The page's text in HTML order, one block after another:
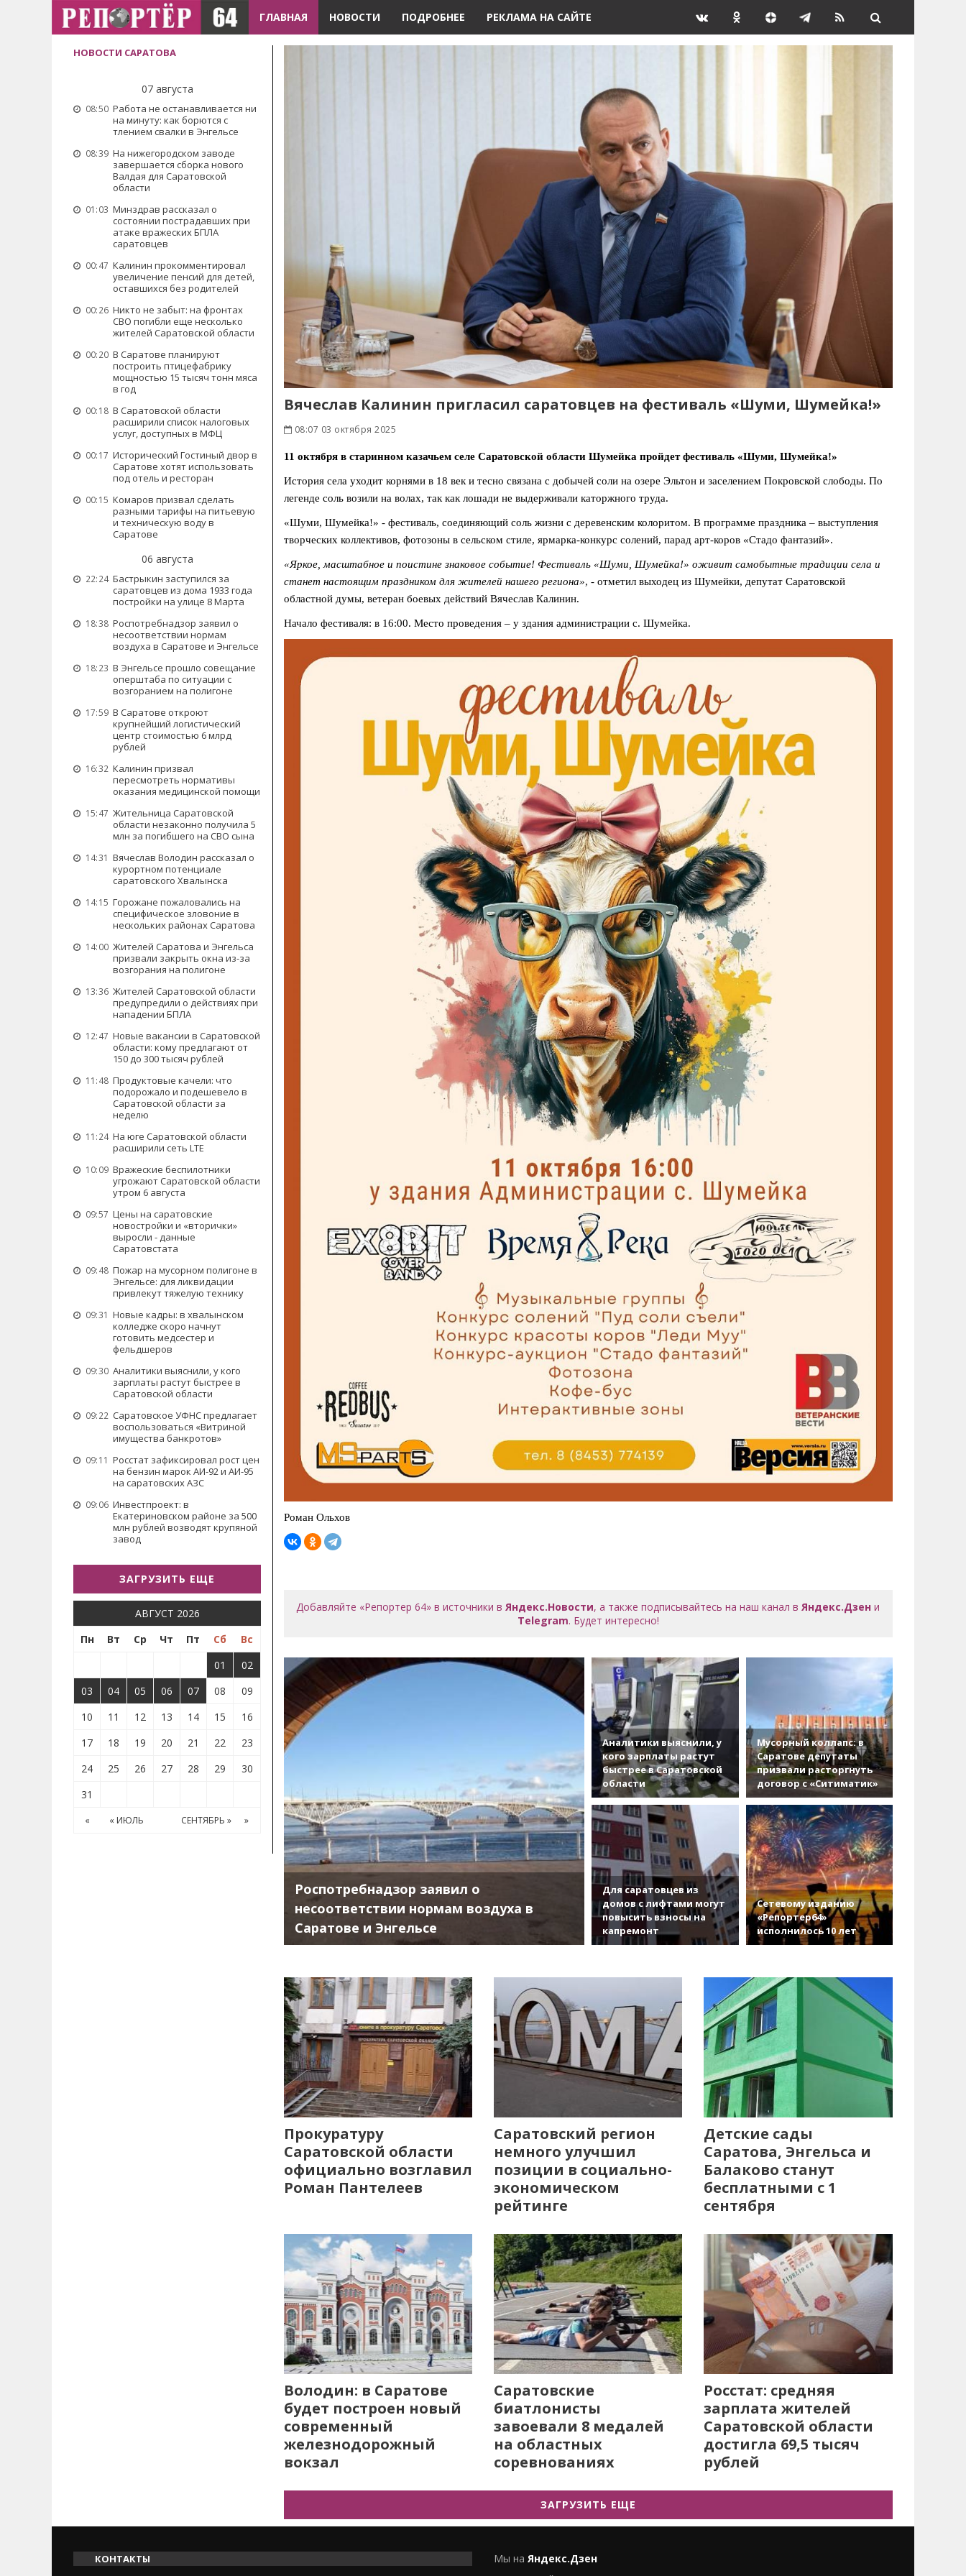
ГЛАВНАЯ НОВОСТИ ПОДРОБНЕЕ РЕКЛАМА НА САЙТЕ
НОВОСТИ САРАТОВА
07 августа
08:50 Работа не останавливается ни
на минуту: как борются с
тлением свалки в Энгельсе
08:39 На нижегородском заводе
завершается сборка нового
Валдая для Саратовской
области
01:03 Минздрав рассказал о
состоянии пострадавших при
атаке вражеских БПЛА
саратовцев
00:47 Калинин прокомментировал
увеличение пенсий для детей,
оставшихся без родителей
00:26 Никто не забыт: на фронтах
СВО погибли еще несколько
жителей Саратовской области
00:20 В Саратове планируют
построить птицефабрику
мощностью 15 тысяч тонн мяса
в год
00:18 В Саратовской области
расширили список налоговых
услуг, доступных в МФЦ
00:17 Исторический Гостиный двор в
Саратове хотят использовать
под отель и ресторан
00:15 Комаров призвал сделать
разными тарифы на питьевую
и техническую воду в
Саратове
06 августа
22:24 Бастрыкин заступился за
саратовцев из дома 1933 года
постройки на улице 8 Марта
18:38 Роспотребнадзор заявил о
несоответствии нормам
воздуха в Саратове и Энгельсе
18:23 В Энгельсе прошло совещание
оперштаба по ситуации с
возгоранием на полигоне
17:59 В Саратове откроют
крупнейший логистический
центр стоимостью 6 млрд
рублей
16:32 Калинин призвал
пересмотреть нормативы
оказания медицинской помощи
15:47 Жительница Саратовской
области незаконно получила 5
млн за погибшего на СВО сына
14:31 Вячеслав Володин рассказал о
курортном потенциале
саратовского Хвалынска
14:15 Горожане пожаловались на
специфическое зловоние в
нескольких районах Саратова
14:00 Жителей Саратова и Энгельса
призвали закрыть окна из-за
возгорания на полигоне
13:36 Жителей Саратовской области
предупредили о действиях при
нападении БПЛА
12:47 Новые вакансии в Саратовской
области: кому предлагают от
150 до 300 тысяч рублей
11:48 Продуктовые качели: что
подорожало и подешевело в
Саратовской области за
неделю
11:24 На юге Саратовской области
расширили сеть LTE
10:09 Вражеские беспилотники
угрожают Саратовской области
утром 6 августа
09:57 Цены на саратовские
новостройки и «вторички»
выросли - данные
Саратовстата
09:48 Пожар на мусорном полигоне в
Энгельсе: для ликвидации
привлекут тяжелую технику
09:31 Новые кадры: в хвалынском
колледже скоро начнут
готовить медсестер и
фельдшеров
09:30 Аналитики выяснили, у кого
зарплаты растут быстрее в
Саратовской области
09:22 Саратовское УФНС предлагает
воспользоваться «Витриной
имущества банкротов»
09:11 Росстат зафиксировал рост цен
на бензин марок АИ-92 и АИ-95
на саратовских АЗС
09:06 Инвестпроект: в
Екатериновском районе за 500
млн рублей возводят крупяной
завод
ЗАГРУЗИТЬ ЕЩЕ
АВГУСТ 2026
Пн
Вт Ср Чт Пт Сб
Вс
01
02
03
04 05 06 07 08
09
10
11 12 13 14 15
16
17
18 19 20 21 22
23
24
25 26 27 28 29
30
31
« « ИЮЛЬ СЕНТЯБРЬ » »
Вячеслав Калинин пригласил саратовцев на фестиваль «Шуми, Шумейка!»
08:07 03 октября 2025
11 октября в старинном казачьем селе Саратовской области Шумейка пройдет фестиваль «Шуми, Шумейка!»
История села уходит корнями в 18 век и тесно связана с добычей соли на озере Эльтон и заселением Покровской слободы. По
легенде соль возили на волах, так как лошади не выдерживали каторжного труда.
«Шуми, Шумейка!» - фестиваль, соединяющий соль жизни с деревенским колоритом. В программе праздника – выступления
творческих коллективов, фотозоны в сельском стиле, ярмарка-конкурс солений, парад арт-коров «Стадо фантазий».
«Яркое, масштабное и поистине знаковое событие! Фестиваль «Шуми, Шумейка!» оживит самобытные традиции села и
станет настоящим праздником для жителей нашего региона», - отметил выходец из Шумейки, депутат Саратовской
областной думы, ветеран боевых действий Вячеслав Калинин.
Начало фестиваля: в 16:00. Место проведения – у здания администрации с. Шумейка.
Роман Ольхов
Добавляйте «Репортер 64» в источники вЯндекс.Новости, а также подписывайтесь на наш канал вЯндекс.Дзен и
Telegram. Будет интересно!
Роспотребнадзор заявил о
несоответствии нормам воздуха в
Саратове и Энгельсе
Аналитики выяснили, у
кого зарплаты растут
быстрее в Саратовской
области
Мусорный коллапс: в
Саратове депутаты
призвали расторгнуть
договор с «Ситиматик»
Для саратовцев из
домов с лифтами могут
повысить взносы на
капремонт
Сетевому изданию
«Репортер64»
исполнилось 10 лет
Прокуратуру
Саратовской области
официально возглавил
Роман Пантелеев
Саратовский регион
немного улучшил
позиции в социально-
экономическом
рейтинге
Детские сады
Саратова, Энгельса и
Балаково станут
бесплатными с 1
сентября
Володин: в Саратове
будет построен новый
современный
железнодорожный
вокзал
Саратовские
биатлонисты
завоевали 8 медалей
на областных
соревнованиях
Росстат: средняя
зарплата жителей
Саратовской области
достигла 69,5 тысяч
рублей
ЗАГРУЗИТЬ ЕЩЕ
КОНТАКТЫ Мы на Яндекс.Дзен